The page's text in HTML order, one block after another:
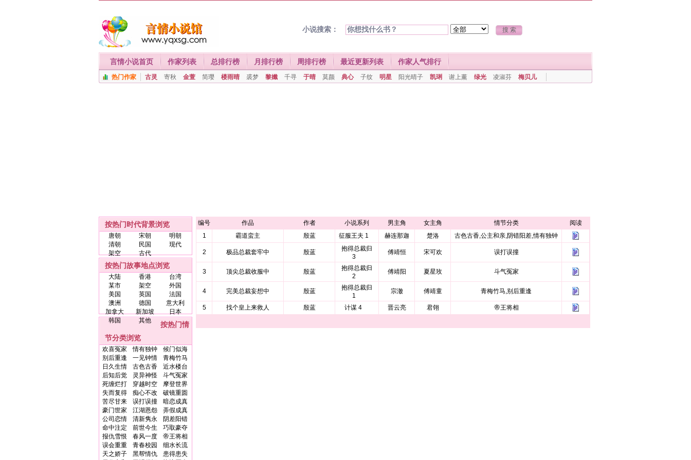
小说搜索：
言情小说首页 作家列表 总排行榜 月排行榜 周排行榜 最近更新列表 作家人气排行
热门作家 古灵 寄秋 金萱 简璎 楼雨晴 裘梦 黎孅 千寻 于晴 莫颜 典心 子纹 明星 阳光晴子 凯琍 谢上薰 绿光 凌淑芬 梅贝儿
按热门时代背景浏览
唐朝 宋朝
明朝
清朝
民国
现代
架空
古代
按热门故事地点浏览
大陆 香港
台湾
某市
架空
外国
美国
英国
法国
澳洲
德国
意大利
加拿大
新加坡
日本
韩国
其他
按热门情
节分类浏览
欢喜冤家 情有独钟
候门似海
别后重逢
一见钟情
青梅竹马
日久生情
古色古香
近水楼台
后知后觉
灵异神怪
斗气冤家
死缠烂打
穿越时空
摩登世界
失而复得
痴心不改
破镜重圆
苦尽甘来
误打误撞
暗恋成真
豪门世家
江湖恩怨
弄假成真
公司恋情
清新隽永
阴差阳错
命中注定
前世今生
巧取豪夺
报仇雪恨
春风一度
帝王将相
误会重重
青春校园
细水长流
天之娇子
黑帮情仇
患得患失
编号 作品 作者 小说系列 男主角 女主角 情节分类
阅读
1
霸道蛮主 殷蓝 征服王夫 1 赫连那迦 楚洛 古色古香,公主和亲,阴错阳差,情有独钟
2 极品总裁套牢中 殷蓝
抱得总裁归
3
傅靖恒 宋可欢 误打误撞
3 顶尖总裁收服中 殷蓝
抱得总裁归
2
傅靖阳 夏星玫 斗气冤家
4 完美总裁妄想中 殷蓝
抱得总裁归
1
宗澈 傅靖童 青梅竹马,别后重逢
5 找个皇上来救人 殷蓝 计谋 4 晋云亮 君翎 帝王将相